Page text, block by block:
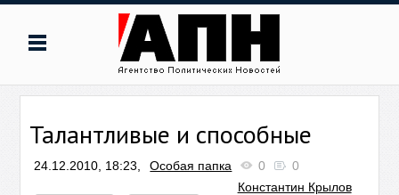
Талантливые и способные
24.12.2010, 18:23, Особая папка 0
0
Константин Крылов